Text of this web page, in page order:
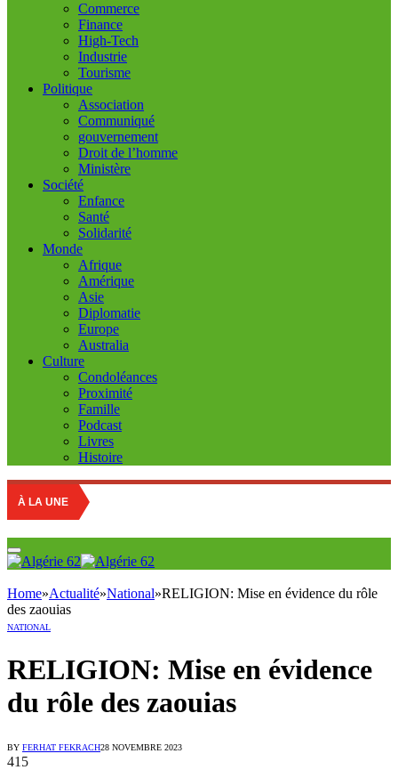
Commerce
Finance
High-Tech
Industrie
Tourisme
Politique
Association
Communiqué
gouvernement
Droit de l’homme
Ministère
Société
Enfance
Santé
Solidarité
Monde
Afrique
Amérique
Asie
Diplomatie
Europe
Australia
Culture
Condoléances
Proximité
Famille
Podcast
Livres
Histoire
À LA UNE
Home»Actualité»National»RELIGION: Mise en évidence du rôle
des zaouias
NATIONAL
RELIGION: Mise en évidence
du rôle des zaouias
BY FERHAT FEKRACH28 NOVEMBRE 2023
415